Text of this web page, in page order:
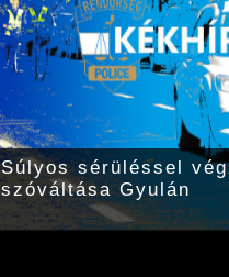
Súlyos sérüléssel
szóváltása Gyulán